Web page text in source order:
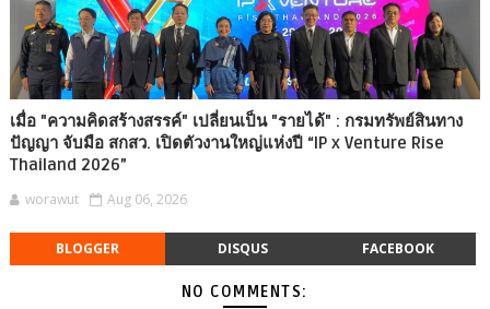
เมื่อ "ความคิดสร้างสรรค์" เปลี่ยนเป็น "รายได้" : กรมทรัพย์สินทาง
ปัญญา จับมือ สกสว. เปิดตัวงานใหญ่แห่งปี “IP x Venture Rise
Thailand 2026”
worawut Aug 06, 2026
BLOGGER DISQUS FACEBOOK
NO COMMENTS: